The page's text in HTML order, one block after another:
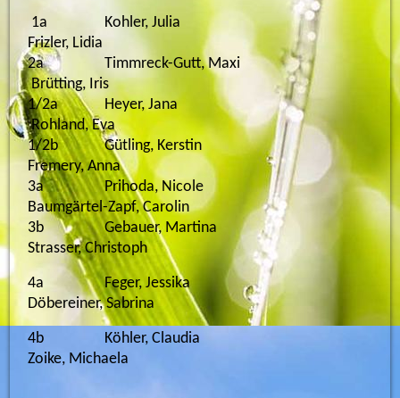
1a Kohler, Julia
Frizler, Lidia
2a Timmreck-Gutt, Maxi
Brütting, Iris
1/2a Heyer, Jana
Rohland, Eva
1/2b Gütling, Kerstin
Fremery, Anna
3a Prihoda, Nicole
Baumgärtel-Zapf, Carolin
3b Gebauer, Martina
Strasser, Christoph
4a Feger, Jessika
Döbereiner, Sabrina
4b
Köhler, Claudia
Zoike, Michaela